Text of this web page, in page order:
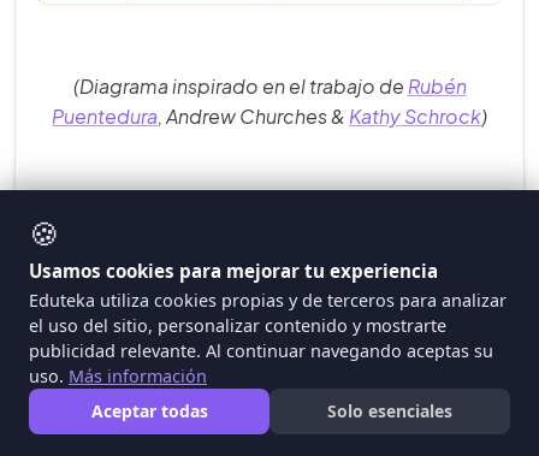
(Diagrama inspirado en el trabajo de Rubén
Puentedura, Andrew Churches & Kathy Schrock)
VER ADEMÁS
Las preguntas de elección múltiple y la Taxonomía
de Bloom
Taxonomía de Bloom para la era digital
Algunos verbos para establecer objetivos de
aprendizaje
🍪
Usamos cookies para mejorar tu experiencia
Eduteka utiliza cookies propias y de terceros para analizar
el uso del sitio, personalizar contenido y mostrarte
publicidad relevante. Al continuar navegando aceptas su
uso. Más información
Aceptar todas
Solo esenciales